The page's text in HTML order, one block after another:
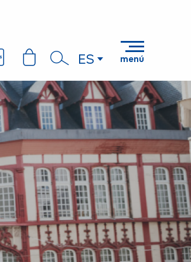
Buscar
ES menú